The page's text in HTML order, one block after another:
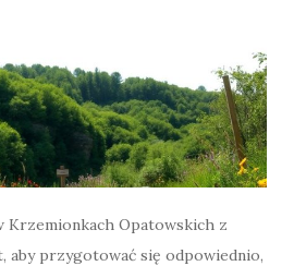
Krzemionkach Opatowskich z
aby przygotować się odpowiednio,